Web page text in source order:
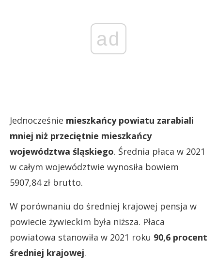
ad
Jednocześnie mieszkańcy powiatu zarabiali
mniej niż przeciętnie mieszkańcy
województwa śląskiego. Średnia płaca w 2021
w całym województwie wynosiła bowiem
5907,84 zł brutto.
W porównaniu do średniej krajowej pensja w
powiecie żywieckim była niższa. Płaca
powiatowa stanowiła w 2021 roku 90,6 procent
średniej krajowej.